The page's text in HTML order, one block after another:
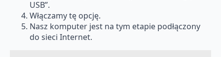
USB”.
Włączamy tę opcję.
Nasz komputer jest na tym etapie podłączony
do sieci Internet.